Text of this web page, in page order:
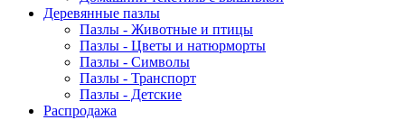
Деревянные пазлы
Пазлы - Животные и птицы
Пазлы - Цветы и натюрморты
Пазлы - Символы
Пазлы - Транспорт
Пазлы - Детские
Распродажа